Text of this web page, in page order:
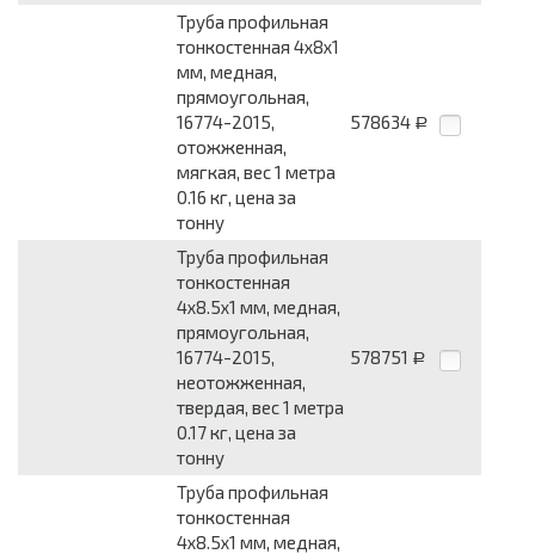
Труба профильная
тонкостенная 4x8x1
мм, медная,
прямоугольная,
16774-2015,
отожженная,
мягкая, вес 1 метра
0.16 кг, цена за
тонну
578634 Р
Труба профильная
тонкостенная
4x8.5x1 мм, медная,
прямоугольная,
16774-2015,
неотожженная,
твердая, вес 1 метра
0.17 кг, цена за
тонну
578751 Р
Труба профильная
тонкостенная
4x8.5x1 мм, медная,